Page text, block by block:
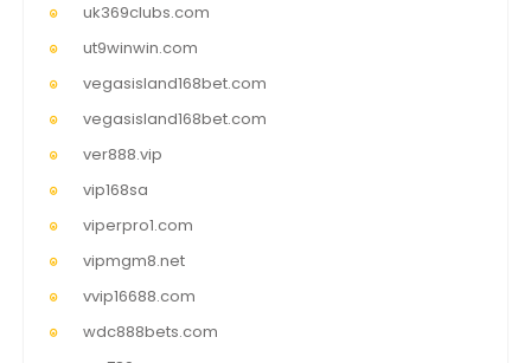
uk369clubs.com
ut9winwin.com
vegasisland168bet.com
vegasisland168bet.com
ver888.vip
vip168sa
viperpro1.com
vipmgm8.net
vvip16688.com
wdc888bets.com